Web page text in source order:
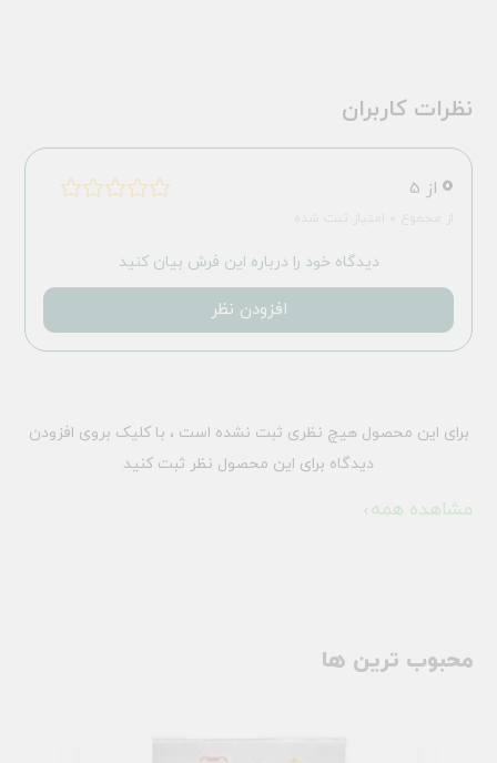
نظرات کاربران
0 از 5
دیدگاه خود را درباره این فرش بیان کنید
افزودن نظر
برای این محصول هیچ نظری ثبت نشده است ، با کلیک بروی افزودن
دیدگاه برای این محصول نظر ثبت کنید
مشاهده همه
محبوب ترین ها